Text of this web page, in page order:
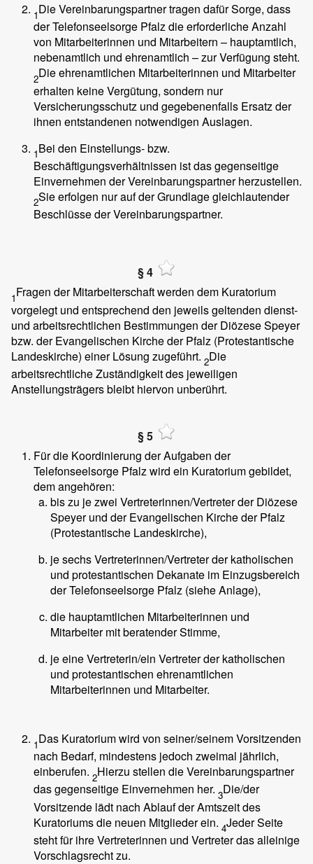
1Die Vereinbarungspartner tragen dafür Sorge, dass
der Telefonseelsorge Pfalz die erforderliche Anzahl
von Mitarbeiterinnen und Mitarbeitern – hauptamtlich,
nebenamtlich und ehrenamtlich – zur Verfügung steht.
2Die ehrenamtlichen Mitarbeiterinnen und Mitarbeiter
erhalten keine Vergütung, sondern nur
Versicherungsschutz und gegebenenfalls Ersatz der
ihnen entstandenen notwendigen Auslagen.
1Bei den Einstellungs- bzw.
Beschäftigungsverhältnissen ist das gegenseitige
Einvernehmen der Vereinbarungspartner herzustellen.
2Sie erfolgen nur auf der Grundlage gleichlautender
Beschlüsse der Vereinbarungspartner.
§ 4
1Fragen der Mitarbeiterschaft werden dem Kuratorium
vorgelegt und entsprechend den jeweils geltenden dienst-
und arbeitsrechtlichen Bestimmungen der Diözese Speyer
bzw. der Evangelischen Kirche der Pfalz (Protestantische
Landeskirche) einer Lösung zugeführt. 2Die
arbeitsrechtliche Zuständigkeit des jeweiligen
Anstellungsträgers bleibt hiervon unberührt.
§ 5
Für die Koordinierung der Aufgaben der
Telefonseelsorge Pfalz wird ein Kuratorium gebildet,
dem angehören:
bis zu je zwei Vertreterinnen/Vertreter der Diözese
Speyer und der Evangelischen Kirche der Pfalz
(Protestantische Landeskirche),
je sechs Vertreterinnen/Vertreter der katholischen
und protestantischen Dekanate im Einzugsbereich
der Telefonseelsorge Pfalz (siehe Anlage),
die hauptamtlichen Mitarbeiterinnen und
Mitarbeiter mit beratender Stimme,
je eine Vertreterin/ein Vertreter der katholischen
und protestantischen ehrenamtlichen
Mitarbeiterinnen und Mitarbeiter.
1Das Kuratorium wird von seiner/seinem Vorsitzenden
nach Bedarf, mindestens jedoch zweimal jährlich,
einberufen. 2Hierzu stellen die Vereinbarungspartner
das gegenseitige Einvernehmen her. 3Die/der
Vorsitzende lädt nach Ablauf der Amtszeit des
Kuratoriums die neuen Mitglieder ein. 4Jeder Seite
steht für ihre Vertreterinnen und Vertreter das alleinige
Vorschlagsrecht zu.